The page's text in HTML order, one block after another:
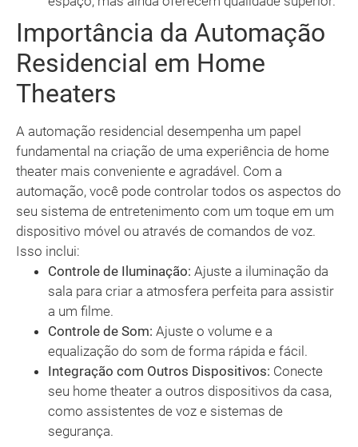
Importância da Automação
Residencial em Home
Theaters
A automação residencial desempenha um papel
fundamental na criação de uma experiência de home
theater mais conveniente e agradável. Com a
automação, você pode controlar todos os aspectos do
seu sistema de entretenimento com um toque em um
dispositivo móvel ou através de comandos de voz.
Isso inclui:
Controle de Iluminação: Ajuste a iluminação da
sala para criar a atmosfera perfeita para assistir
a um filme.
Controle de Som: Ajuste o volume e a
equalização do som de forma rápida e fácil.
Integração com Outros Dispositivos: Conecte
seu home theater a outros dispositivos da casa,
como assistentes de voz e sistemas de
segurança.